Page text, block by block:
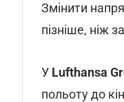
Змінити
пізніше, ніж
У Lufthansa
польоту до